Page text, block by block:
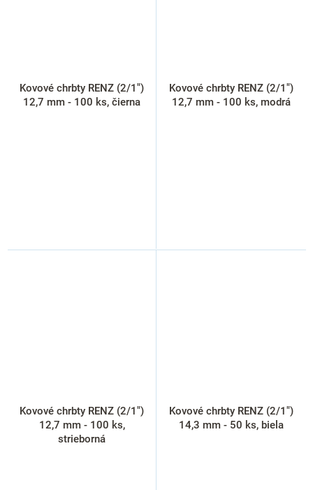
Kovové chrbty RENZ (2/1")
12,7 mm - 100 ks, čierna
Kovové chrbty RENZ (2/1")
12,7 mm - 100 ks, modrá
Kovové chrbty RENZ (2/1")
12,7 mm - 100 ks,
strieborná
Kovové chrbty RENZ (2/1")
14,3 mm - 50 ks, biela